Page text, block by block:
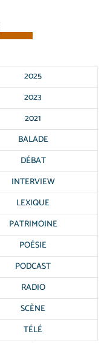
2025
2023
2021
BALADE
DÉBAT
INTERVIEW
LEXIQUE
PATRIMOINE
POÉSIE
PODCAST
RADIO
SCÈNE
TÉLÉ